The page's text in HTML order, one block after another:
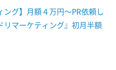
ング】月額４万円～PR依頼し
マーケティング』初月半額